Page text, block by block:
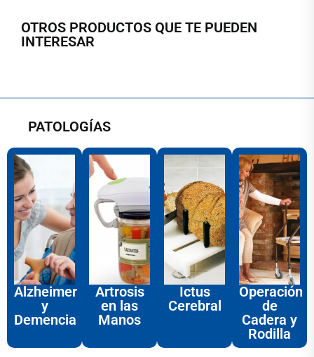
OTROS PRODUCTOS QUE TE PUEDEN
INTERESAR
PATOLOGÍAS
Alzheimer
y
Demencia
Artrosis
en las
Manos
Ictus
Cerebral
Operación
de
Cadera y
Rodilla